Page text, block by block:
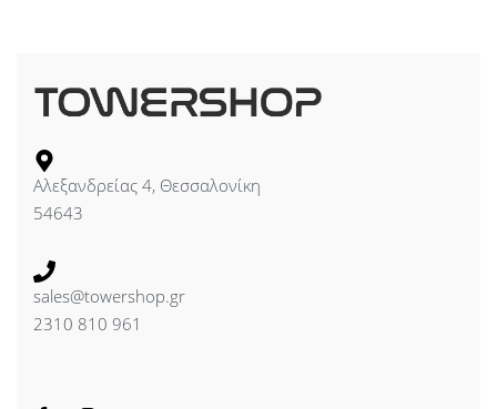
Αλεξανδρείας 4, Θεσσαλονίκη
54643
sales@towershop.gr
2310 810 961